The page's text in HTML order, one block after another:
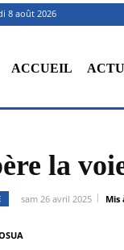
8 août 2026
ACCUEIL
la
sam 26 avril 2025 Mis